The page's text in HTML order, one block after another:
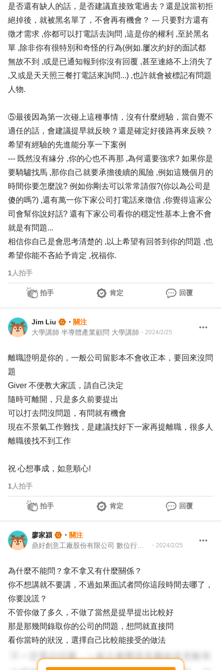
是否還有缺人的話，是否建議直接致電過去？還是說當初拒
絕掉後，就被黑名單了，不會再有機會？ --- 只要對方還有
徵才需求 ,你都可以打電話去詢問 ,這是你的權利 ,至於黑名
單 ,除非你有很特別和奇怪的行為(例如.屢次約好的面試都
無故不到 ,或是已通知報到你沒有回覆 ,甚至連絡不上消失了
,又或是天天照三餐打電話來詢問...) ,也許就會被標記有問題
人物.
⑤最後因為第一次碰上這種事情，沒有什麼經驗，當自覺不
適任的話，會建議提早就反映？還是確定好後路再來反映？
希望有經驗的先進能分享一下案例
--- 既然沒有緣分 ,你的心也不再那 ,為何還要強求? 如果你是
要騎驢找馬 ,那你自己就要承擔後續的風險 ,例如這幾個月的
時間你要怎麼說? 例如你剛去可以常常請假?(你以為公司是
傻的嗎?) ,還有萬一你下家公司打電話來徵信 ,你覺得這家公
司會幫你說好話? 還有下家公司看你的穩定性基本上會不會
就是有問題...
相信你自己是會思考清楚的 ,以上希望有回答到你的問題 ,也
希望你能不吝給予肯定 ,祝福你.
1 人拍手
拍手 肯定 回覆
Jim Liu ・ 關注
大學講師 半導體產業顧問 大學講師 ・ 2024/2/25
離職證明是你的，一般公司留影本不會收正本，要回來沒問
題
Giver 不便教大家謊，請自己決定
隨時可離開，只是多久前要提出
可以打去問沒問題，有問就有機會
現在不景氣工作難找，是建議找好下一家再提離職，很多人
離職後找不到工作
祝 心想事成，如意順心!
1 人拍手
拍手 肯定 回覆
廖家潁 ・ 關注
・ 2024/2/25
為什麼不能問？拿不拿又有什麼關係？
你不想講就不要講，不過如果面試者問你這段時間去哪了，
你要說謊？
不管你做了多久，不做了當然是提早提出比較好
那是那幾間錄取你的公司的問題，想問就直接問
看你當時的狀況，選擇自己比較能接受的做法